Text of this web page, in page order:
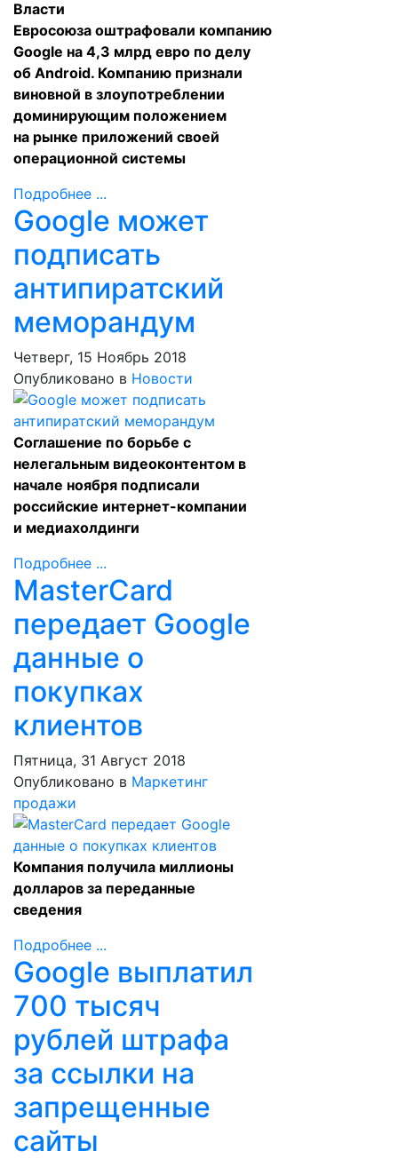
Власти
Евросоюза оштрафовали компанию
Google на 4,3 млрд евро по делу
об Android. Компанию признали
виновной в злоупотреблении
доминирующим положением
на рынке приложений своей
операционной системы
Подробнее ...
Google может
подписать
антипиратский
меморандум
Четверг, 15 Ноябрь 2018
Опубликовано в Новости
Соглашение по борьбе с
нелегальным видеоконтентом в
начале ноября подписали
российские интернет-компании
и медиахолдинги
Подробнее ...
MasterCard
передает Google
данные о
покупках
клиентов
Пятница, 31 Август 2018
Опубликовано в Маркетинг
продажи
Компания получила миллионы
долларов за переданные
сведения
Подробнее ...
Google выплатил
700 тысяч
рублей штрафа
за ссылки на
запрещенные
сайты